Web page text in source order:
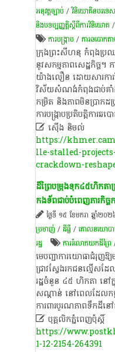
អនុវត្តច្បាប់/វិនិយោគិនបរទេស
និងបទប្បញ្ញត្តិស្តីពីការវិនិយោគ/
ការបង្ក្រាប​/ការឆបោក​
ក្រុងព្រះសីហនុ កំពុងប្រឈ
នូវសកម្មភាពសេដ្ឋកិច្ច។
យ៉ាងលឿន ដោយសារការ
វិស័យសំណង់កំពុងជាប់គាំ
កម្រិត និងភាពមិនប្រាកដ
ការបង្ក្រាបប្រតិបត្តិការ
ស៊ើង និមល់
https://
lle-stalled-
crackdown-
ដីព្រៃបម្រុងទុក៤៥ហិកតា
កងទ័ពជាប់បំពេញភារកិច្ចក
ថ្ងៃទី ១៥ ខែមករា ឆ្នាំ២០២
ប្រមាញ់ /ដីធ្លី/គោលនយោបា
រដ្ឋ
ការរំលោភ​យក​ដី​ព្រៃ​
មេបញ្ជាការយោធាជំរុញឱ្យ
ជ្រាវស្វែងរកជនល្មើស
រដ្ឋ​ចំនួន​ ៤៥​ ហិកតា នៅ
សណ្ដាន់ នៅពេលដែលកម្
ការពារបូរណភាពទឹកដីន
បុគ្គលិកភ្នំពេញប៉ុស្តិ៍
https://
1-12-2154-264391